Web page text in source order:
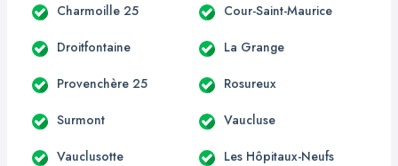
Charmoille 25 Cour-Saint-Maurice
Droitfontaine La Grange
Provenchère 25 Rosureux
Surmont Vaucluse
Vauclusotte Les Hôpitaux-Neufs